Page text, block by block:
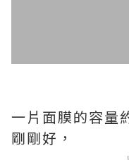
一片面膜的容量
剛剛好，